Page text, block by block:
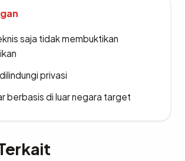
saja tidak membuktikan
privasi
berbasis di luar negara target